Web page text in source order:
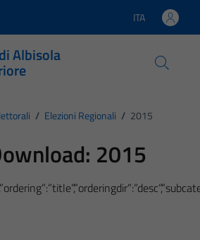
Lingua attiva:
ITA
Albisola
/ Elezioni Regionali / 2015
2015